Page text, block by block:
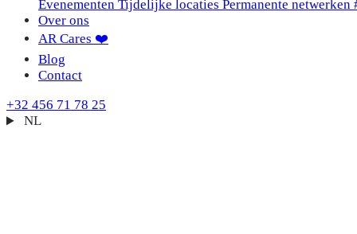
Evenementen Tijdelijke locaties Permanente netwerken
Over ons
AR Cares ❤️
Blog
Contact
+32 456 71 78 25
NL